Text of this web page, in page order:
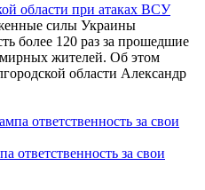
области при атаках ВСУ
силы Украины
более 120 раз за прошедшие
мирных жителей. Об этом
области Александр
ответственность за свои